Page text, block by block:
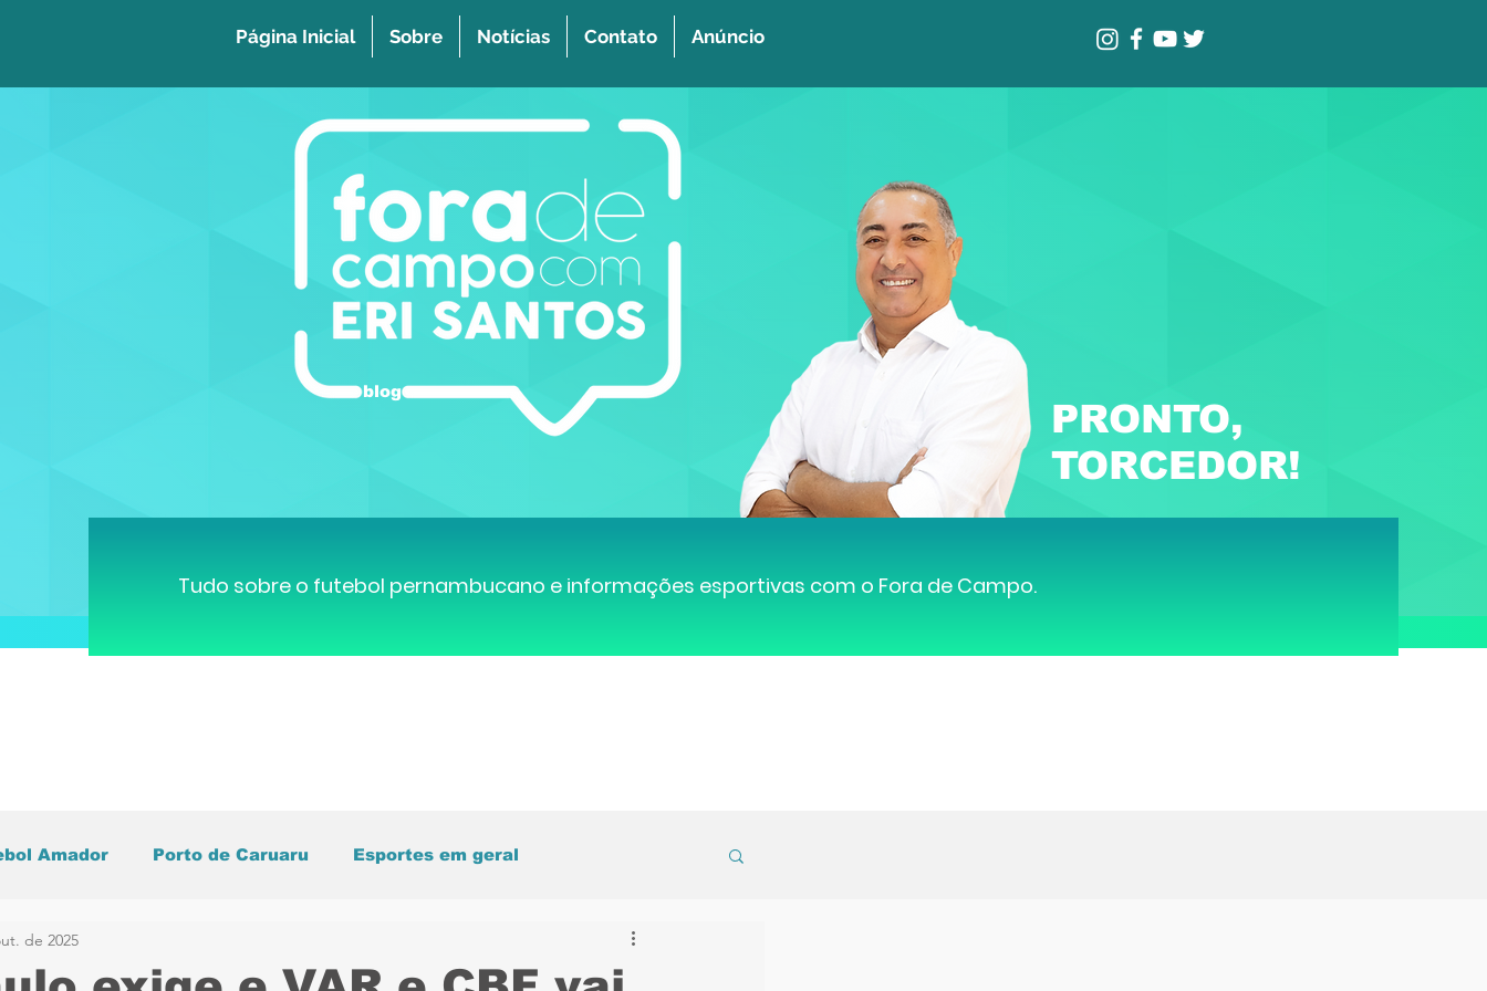
Página Inicial Sobre Notícias Contato Anúncio
PRONTO,
TORCEDOR!
blog
Tudo sobre o futebol pernambucano e informações esportivas com o Fora de Campo.
Amador Porto de Caruaru Esportes em geral
do Mundo Central de Caruaru
de 2025